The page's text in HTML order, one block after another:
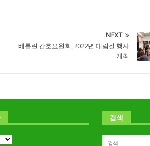
NEXT
베를린 간호요원회, 2022년 대림절 행사
개최
검색